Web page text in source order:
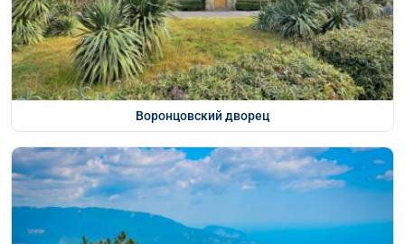
Воронцовский дворец